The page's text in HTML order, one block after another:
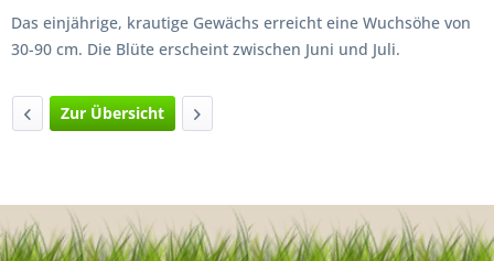
Das einjährige, krautige Gewächs erreicht eine Wuchsöhe von
30-90 cm. Die Blüte erscheint zwischen Juni und Juli.
Zur Übersicht